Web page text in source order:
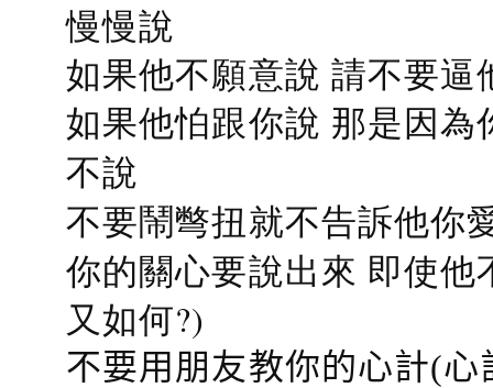
慢慢說
如果他不願意說 請不要逼
如果他怕跟你說 那是因
不說
不要鬧彆扭就不告訴他你
你的關心要說出來 即使
又如何?)
不要用朋友教你的心計(